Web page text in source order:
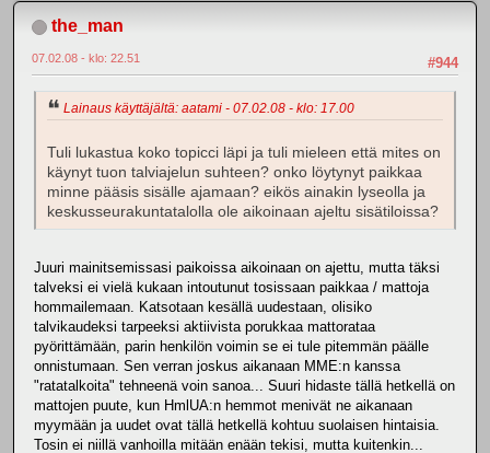
the_man
#944
07.02.08 - klo: 22.51
Lainaus käyttäjältä: aatami - 07.02.08 - klo: 17.00
Tuli lukastua koko topicci läpi ja tuli mieleen että mites on
käynyt tuon talviajelun suhteen? onko löytynyt paikkaa
minne pääsis sisälle ajamaan? eikös ainakin lyseolla ja
keskusseurakuntatalolla ole aikoinaan ajeltu sisätiloissa?
Juuri mainitsemissasi paikoissa aikoinaan on ajettu, mutta täksi
talveksi ei vielä kukaan intoutunut tosissaan paikkaa / mattoja
hommailemaan. Katsotaan kesällä uudestaan, olisiko
talvikaudeksi tarpeeksi aktiivista porukkaa mattorataa
pyörittämään, parin henkilön voimin se ei tule pitemmän päälle
onnistumaan. Sen verran joskus aikanaan MME:n kanssa
"ratatalkoita" tehneenä voin sanoa... Suuri hidaste tällä hetkellä on
mattojen puute, kun HmlUA:n hemmot menivät ne aikanaan
myymään ja uudet ovat tällä hetkellä kohtuu suolaisen hintaisia.
Tosin ei niillä vanhoilla mitään enään tekisi, mutta kuitenkin...